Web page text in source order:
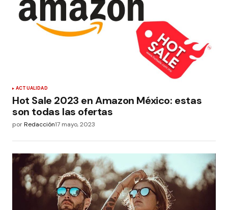
ACTUALIDAD
Hot Sale 2023 en Amazon México: estas
son todas las ofertas
porRedacción17 mayo, 2023